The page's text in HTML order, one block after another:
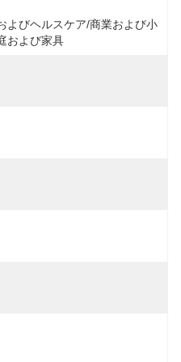
よびヘルスケア/商業および小
および家具